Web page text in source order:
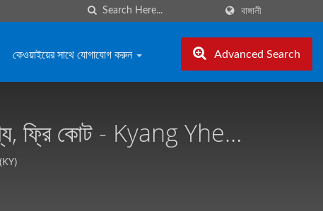
বাঙ্গালী
কেওয়াইয়ের সাথে যোগাযোগ করুন Advanced Search
ফ্রি কোট - Kyang Yhe